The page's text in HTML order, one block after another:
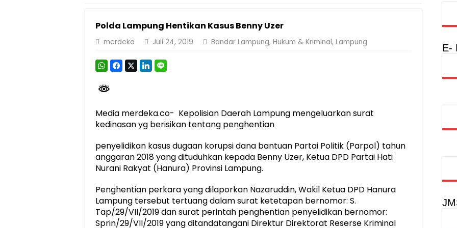
Jasa Raharja Jamin Seluruh Korban Kebakaran KM Mutiara Sentosa II di Perairan Sumenep
Gelar Audiensi, Jasa Raharja dan Kementerian PANRB Perkuat Koordinasi Tingkatkan Kepatuhan PKB dan
Berkontribusi terhadap Keselamatan dan Mobilitas Masyarakat, Jasa Raharja Raih Penghargaan di Ajang
Ketua PMI Provinsi Lampung Lantik Pengurus PMI Lampung Selatan Masa Bakti 2026-2031, Tekankan
Polda Lampung Hentikan Kasus Benny Uzer
merdeka Juli 24, 2019 Bandar Lampung, Hukum & Kriminal, Lampung
Media merdeka.co- Kepolisian Daerah Lampung mengeluarkan surat
kedinasan yg berisikan tentang penghentian
penyelidikan kasus dugaan korupsi dana bantuan Partai Politik (Parpol) tahun
anggaran 2018 yang dituduhkan kepada Benny Uzer, Ketua DPD Partai Hati
Nurani Rakyat (Hanura) Provinsi Lampung.
Penghentian perkara yang dilaporkan Nazaruddin, Wakil Ketua DPD Hanura
Lampung tersebut tertuang dalam surat ketetapan bernomor: S.
Tap/29/VII/2019 dan surat perintah penghentian penyelidikan bernomor:
Sprin/29/VII/2019 yang ditandatangani Direktur Direktorat Reserse Kriminal
E-